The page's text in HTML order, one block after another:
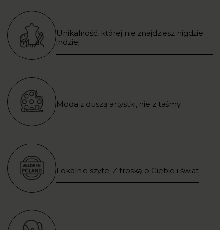
Unikalność, której nie znajdziesz nigdzie
indziej
Moda z duszą artystki, nie z taśmy
Lokalnie szyte. Z troską o Ciebie i świat